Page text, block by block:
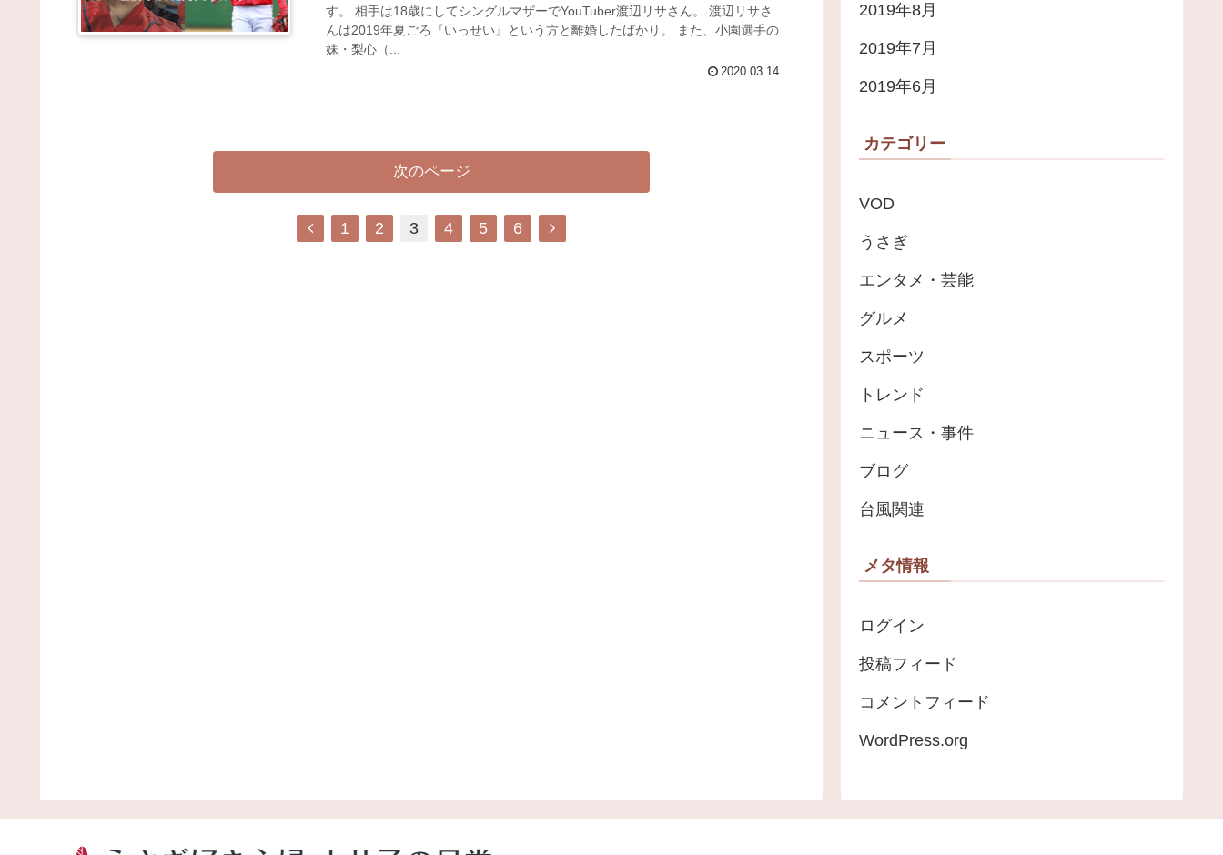
す。 相手は18歳にしてシングルマザーでYouTuber渡辺リサさん。 渡辺リサさ
んは2019年夏ごろ『いっせい』という方と離婚したばかり。 また、小園選手の
妹・梨心（...
2020.03.14
次のページ
前
1 2 3 4 5 6
次
2019年8月
2019年7月
2019年6月
カテゴリー
VOD
うさぎ
エンタメ・芸能
グルメ
スポーツ
トレンド
ニュース・事件
ブログ
台風関連
メタ情報
ログイン
投稿フィード
コメントフィード
WordPress.org